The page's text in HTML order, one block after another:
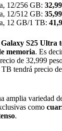
12/256 GB:
12/512 GB:
12 GB/1 TB:
Galaxy S25 Ultra
memoria. Es
de 32,999
tendrá precio
amplia variedad
como
.